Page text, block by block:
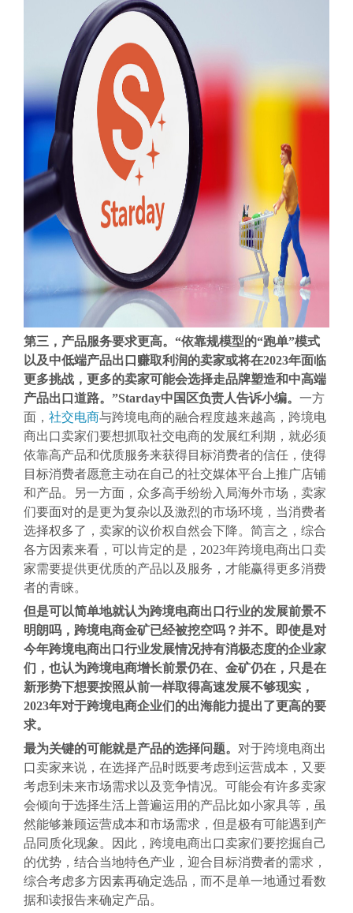
第三，产品服务要求更高。“依靠规模型的“跑单”模式
以及中低端产品出口赚取利润的卖家或将在2023年面临
更多挑战，更多的卖家可能会选择走品牌塑造和中高端
产品出口道路。”Starday中国区负责人告诉小编。 一方
面， 社交电商与跨境电商的融合程度越来越高，跨境电
商出口卖家们要想抓取社交电商的发展红利期，就必须
依靠高产品和优质服务来获得目标消费者的信任，使得
目标消费者愿意主动在自己的社交媒体平台上推广店铺
和产品。另一方面，众多高手纷纷入局海外市场，卖家
们要面对的是更为复杂以及激烈的市场环境，当消费者
选择权多了，卖家的议价权自然会下降。简言之，综合
各方因素来看，可以肯定的是，2023年跨境电商出口卖
家需要提供更优质的产品以及服务，才能赢得更多消费
者的青睐。
但是可以简单地就认为跨境电商出口行业的发展前景不
明朗吗，跨境电商金矿已经被挖空吗？并不。即使是对
今年跨境电商出口行业发展情况持有消极态度的企业家
们，也认为跨境电商增长前景仍在、金矿仍在，只是在
新形势下想要按照从前一样取得高速发展不够现实，
2023年对于跨境电商企业们的出海能力提出了更高的要
求。
最为关键的可能就是产品的选择问题。 对于跨境电商出
口卖家来说，在选择产品时既要考虑到运营成本，又要
考虑到未来市场需求以及竞争情况。可能会有许多卖家
会倾向于选择生活上普遍运用的产品比如小家具等，虽
然能够兼顾运营成本和市场需求，但是极有可能遇到产
品同质化现象。因此，跨境电商出口卖家们要挖掘自己
的优势，结合当地特色产业，迎合目标消费者的需求，
综合考虑多方因素再确定选品，而不是单一地通过看数
据和读报告来确定产品。